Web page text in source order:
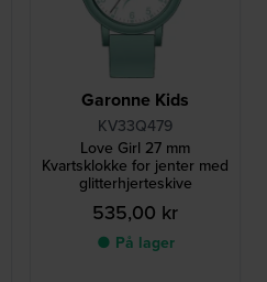
Garonne Kids
KV33Q479
Love Girl 27 mm
Kvartsklokke for jenter med
glitterhjerteskive
535,00 kr
● På lager